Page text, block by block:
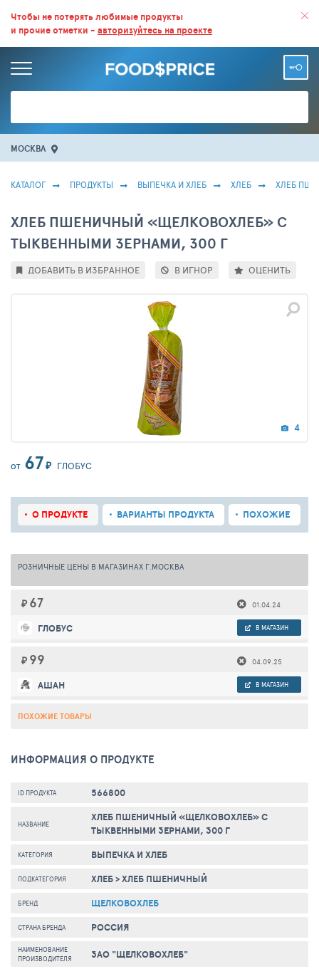
ВСЕ СКИДКИ И ВЫГОДНЫЕ ЦЕНЫ НА ПРОДУКТЫ В МАГАЗИНАХ.
БОЛЬШЕ 100 000 ТОВАРОВ. ЕЖЕДНЕВНОЕ ОБНОВЛЕНИЕ ЦЕН.
Чтобы не потерять любимые продукты
и прочие отметки - авторизуйтесь на проекте
МОСКВА
КАТАЛОГ ПРОДУКТЫ ВЫПЕЧКА И ХЛЕБ ХЛЕБ ХЛЕБ
ХЛЕБ ПШЕНИЧНЫЙ «ЩЕЛКОВОХЛЕБ» С
ТЫКВЕННЫМИ ЗЕРНАМИ, 300 Г
4
ОТ 67₽ ГЛОБУС
ДОБАВИТЬ В ИЗБРАННОЕ В ИГНОР ОЦЕНИТЬ
О ПРОДУКТЕ ВАРИАНТЫ ПРОДУКТА ПОХОЖИЕ
РОЗНИЧНЫЕ ЦЕНЫ В МАГАЗИНАХ Г.МОСКВА
₽ 67 01.04.24
ГЛОБУС В МАГАЗИН
₽ 99 04.09.25
АШАН В МАГАЗИН
ПОХОЖИЕ ТОВАРЫ
ИНФОРМАЦИЯ О ПРОДУКТЕ
ID ПРОДУКТА 566800
НАЗВАНИЕ
ХЛЕБ ПШЕНИЧНЫЙ «ЩЕЛКОВОХЛЕБ» С
ТЫКВЕННЫМИ ЗЕРНАМИ, 300 Г
КАТЕГОРИЯ ВЫПЕЧКА И ХЛЕБ
ПОДКАТЕГОРИЯ ХЛЕБ>ХЛЕБ ПШЕНИЧНЫЙ
БРЕНД ЩЕЛКОВОХЛЕБ
СТРАНА БРЕНДА РОССИЯ
НАИМЕНОВАНИЕ
ПРОИЗВОДИТЕЛЯ
ЗАО "ЩЕЛКОВОХЛЕБ"